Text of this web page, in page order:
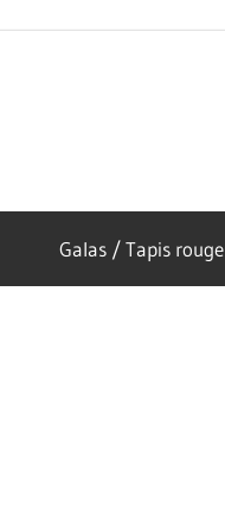
Galas / Tapis rouge